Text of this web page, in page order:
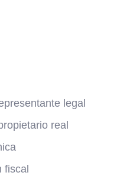
legal
real
fiscal